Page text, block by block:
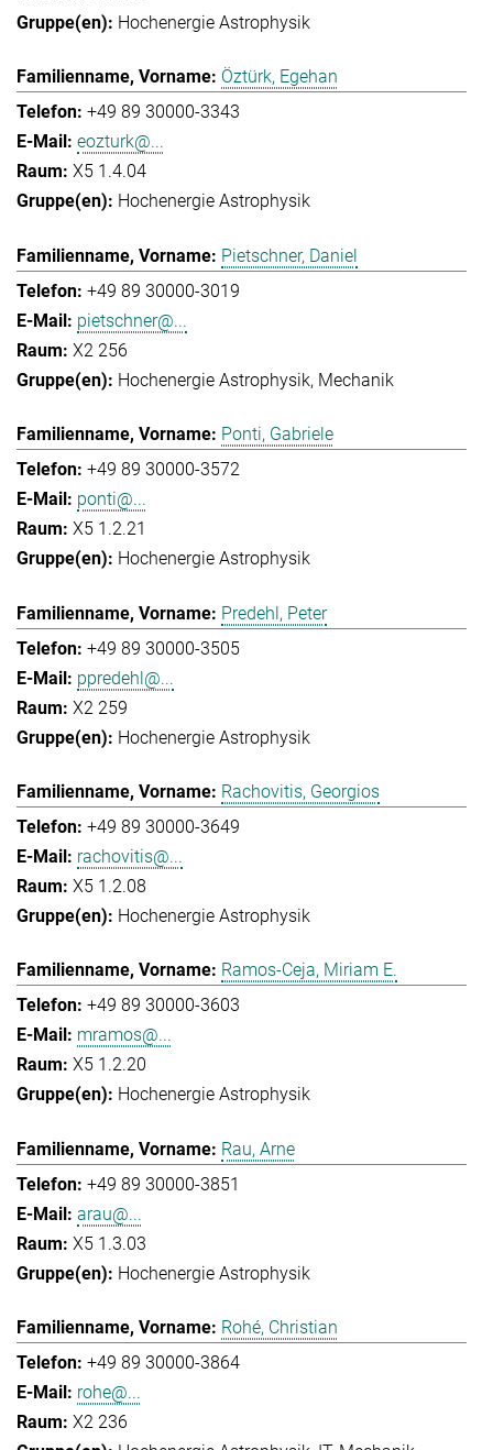
Hochenergie Astrophysik
Öztürk, Egehan
+49 89 30000-3343
eozturk@...
X5 1.4.04
Hochenergie Astrophysik
Pietschner, Daniel
+49 89 30000-3019
pietschner@...
X2 256
Hochenergie Astrophysik Mechanik
Ponti, Gabriele
+49 89 30000-3572
ponti@...
X5 1.2.21
Hochenergie Astrophysik
Predehl, Peter
+49 89 30000-3505
ppredehl@...
X2 259
Hochenergie Astrophysik
Rachovitis, Georgios
+49 89 30000-3649
rachovitis@...
X5 1.2.08
Hochenergie Astrophysik
Ramos-Ceja, Miriam E.
+49 89 30000-3603
mramos@...
X5 1.2.20
Hochenergie Astrophysik
Rau, Arne
+49 89 30000-3851
arau@...
X5 1.3.03
Hochenergie Astrophysik
Rohé, Christian
+49 89 30000-3864
rohe@...
X2 236